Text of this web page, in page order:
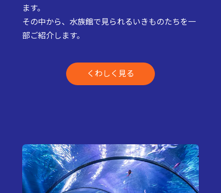
ます。
その中から、水族館で見られるいきものたちを一
部ご紹介します。
くわしく見る